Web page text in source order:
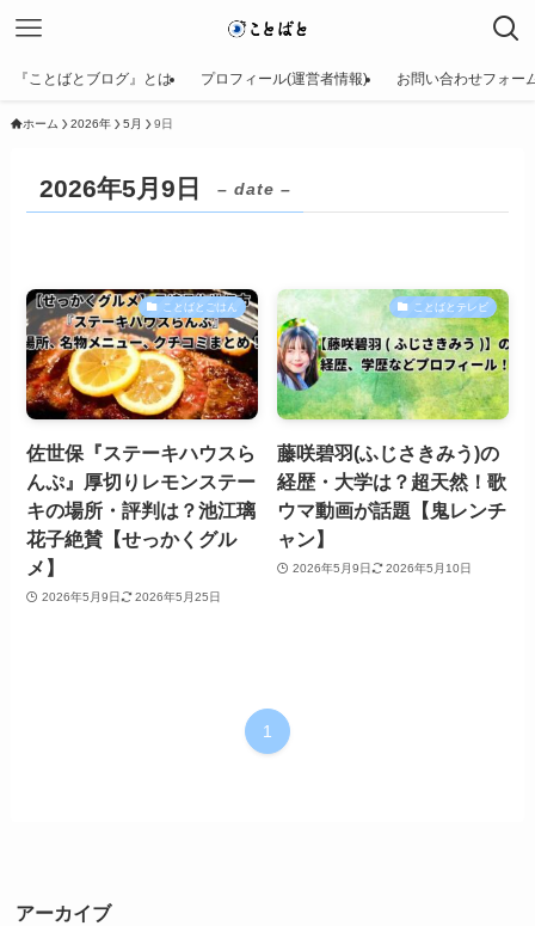
『ことばとブログ』とは プロフィール(運営者情報) お問い合わせフォー
ホーム 2026年 5月 9日
2026年5月9日 – date –
ことばとごはん
佐世保『ステーキハウスら
んぷ』厚切りレモンステー
キの場所・評判は？池江璃
花子絶賛【せっかくグル
メ】
2026年5月9日 2026年5月25日
ことばとテレビ
藤咲碧羽(ふじさきみう)の
経歴・大学は？超天然！歌
ウマ動画が話題【鬼レンチ
ャン】
2026年5月9日 2026年5月10日
1
アーカイブ